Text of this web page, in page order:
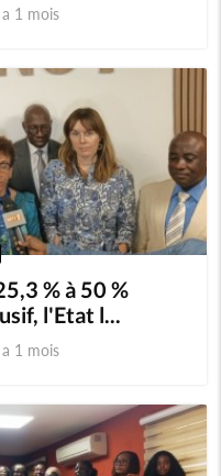
1 mois
% à 50 %
l'Etat l...
1 mois